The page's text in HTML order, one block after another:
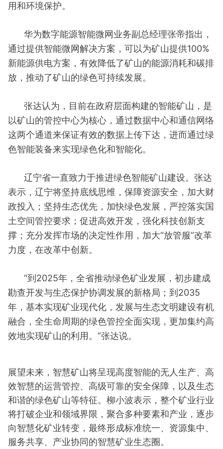
用和环境保护。
华为数字能源智能微网业务副总经理张帝指出，
通过提供智能微网解决方案，可以为矿山提供100%
新能源供电方案，有效降低了矿山的能源消耗和碳排
放，推动了矿山的绿色可持续发展。
张达认为，目前在政府层面构建的智能矿山，是
以矿山的管控中心为核心，通过数据中心和通信网络
这两个通道来保证有效的数据上传下达，进而通过绿
色智能装备来实现绿色化和智能化。
辽宁省一直致力于推进绿色智能矿山建设。张达
表示，辽宁将坚持底线思维，保障资源安全，加大财
政投入；坚持生态优先，加快绿色发展，严控落实国
土空间管控要求；促进高效开发，强化科技创新支
撑；充分发挥市场的决定性作用，加大“放管服”改革
力度，在改革中创新。
“到2025年，全省推动绿色矿业发展，初步建成
勘查开发与生态保护协调发展的新格局；到2035
年，基本实现矿业现代化，发展与生态文明建设有机
融合，全生命周期的绿色管控全面实现，更加集约高
效地实现矿山的利用。”张达说。
展望未来，智慧矿山将呈现高度智能的无人生产、高
效智慧的运营管控、高级可靠的安全保障，以及生态
和谐的绿色矿山等特征。柳小波表示，整个矿业行业
将打破企业和领域界限，聚合多种要素和产业，逐步
向智慧化矿业转变，最终形成标准统一、资源集中、
服务共享、产业协同的智慧矿业生态圈。